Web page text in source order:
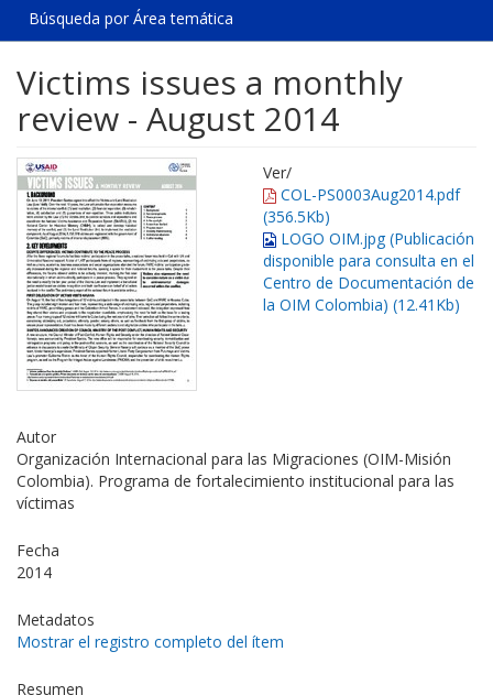
Búsqueda por Área temática
Victims issues a monthly
review - August 2014
Ver/
COL-PS0003Aug2014.pdf
(356.5Kb)
LOGO OIM.jpg (Publicación
disponible para consulta en el
Centro de Documentación de
la OIM Colombia) (12.41Kb)
Autor
Organización Internacional para las Migraciones (OIM-Misión
Colombia). Programa de fortalecimiento institucional para las
víctimas
Fecha
2014
Metadatos
Mostrar el registro completo del ítem
Resumen